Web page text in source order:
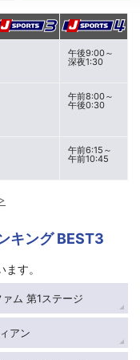
午後9:00～
深夜1:30
午前8:00～
午後0:30
午前6:15～
午前10:45
キング BEST3
す。
ム 第1ステージ
アン